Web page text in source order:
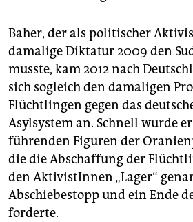
Baher, der als politischer
damalige Diktatur 2009 den
musste, kam 2012 nach
sich sogleich den damaligen
Flüchtlingen gegen das
Asylsystem an. Schnell wurde
führenden Figuren der
die die Abschaffung der
den AktivistInnen „Lager“
Abschiebestopp und ein Ende
forderte.